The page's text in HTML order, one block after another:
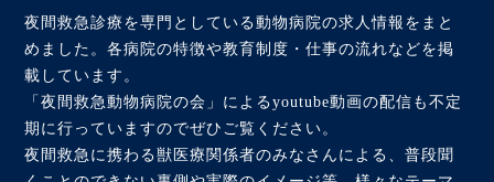
夜間救急診療を専門としている動物病院の求人情報をまと
めました。各病院の特徴や教育制度・仕事の流れなどを掲
載しています。
「夜間救急動物病院の会」によるyoutube動画の配信も不定
期に行っていますのでぜひご覧ください。
夜間救急に携わる獣医療関係者のみなさんによる、普段聞